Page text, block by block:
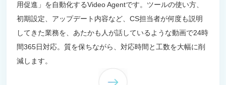
用促進」を自動化するVideo Agentです。ツールの使い方、
初期設定、アップデート内容など、CS担当者が何度も説明
してきた業務を、あたかも人が話しているような動画で24時
間365日対応。質を保ちながら、対応時間と工数を大幅に削
減します。